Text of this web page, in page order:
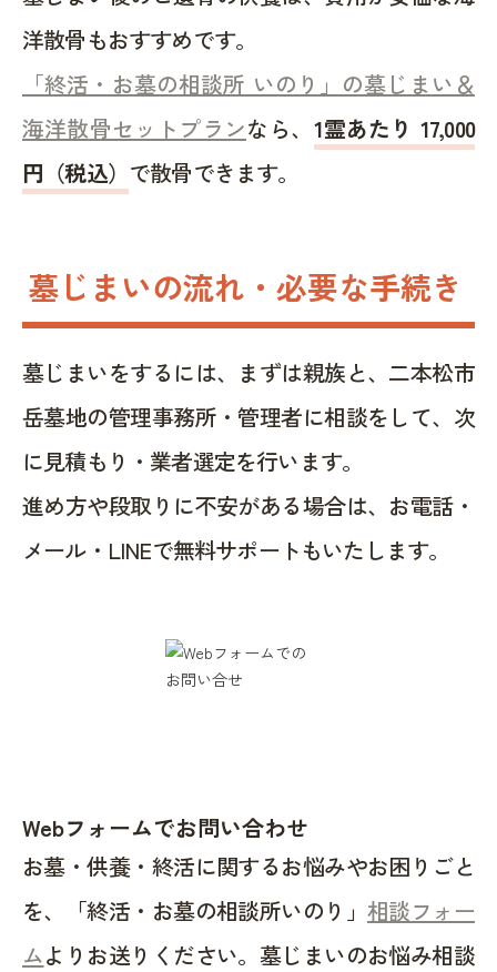
洋散骨もおすすめです。
「終活・お墓の相談所 いのり」の墓じまい＆
海洋散骨セットプランなら、 1霊あたり 17,000
円（税込） で散骨できます。
墓じまいの流れ・必要な手続き
墓じまいをするには、まずは親族と、二本松市
岳墓地の管理事務所・管理者に相談をして、次
に見積もり・業者選定を行います。
進め方や段取りに不安がある場合は、お電話・
メール・LINEで無料サポートもいたします。
Webフォームでお問い合わせ
お墓・供養・終活に関するお悩みやお困りごと
を、「終活・お墓の相談所いのり」相談フォー
ムよりお送りください。墓じまいのお悩み相談